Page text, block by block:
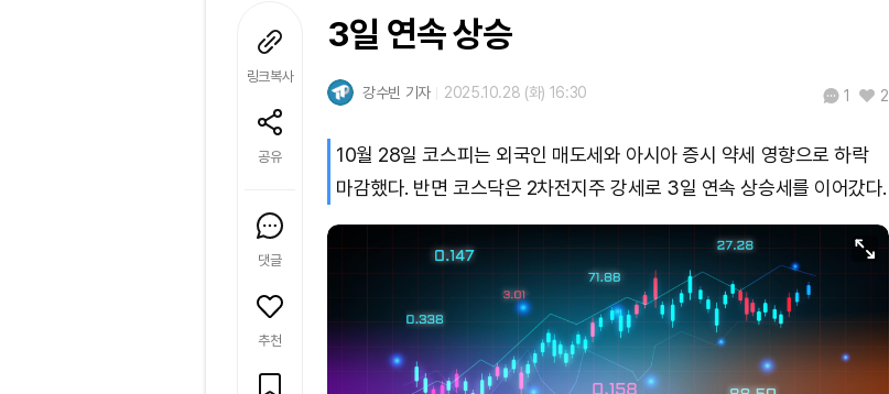
링크복사
공유
댓글
추천
3일 연속 상승
강수빈 기자 2025.10.28 (화) 16:30 1 2
10월 28일 코스피는 외국인 매도세와 아시아 증시 약세 영향으로 하락
마감했다. 반면 코스닥은 2차전지주 강세로 3일 연속 상승세를 이어갔다.